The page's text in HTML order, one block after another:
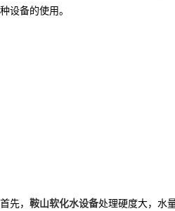
种设备的使用。
首先， 鞍山软化水设备处理硬度大，水